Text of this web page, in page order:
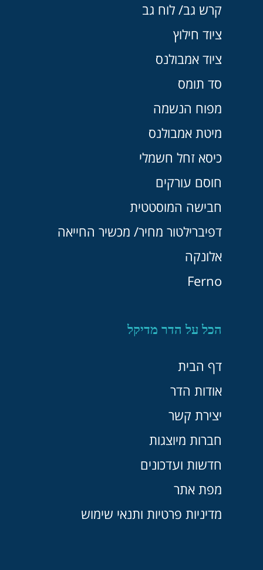
קרש גב/ לוח גב
ציוד חילוץ
ציוד אמבולנס
סד תומס
מפוח הנשמה
מיטת אמבולנס
כיסא זחל חשמלי
חוסם עורקים
חבישה המוסטטית
דפיברילטור מחיר/ מכשיר החייאה
אלונקה
Ferno
הכל על הדר מדיקל
דף הבית
אודות הדר
יצירת קשר
חברות מיוצגות
חדשות ועדכונים
מפת אתר
מדיניות פרטיות ותנאי שימוש